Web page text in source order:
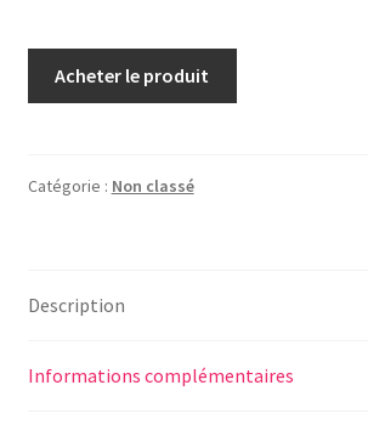
Acheter le produit
Catégorie : Non classé
Description
Informations complémentaires